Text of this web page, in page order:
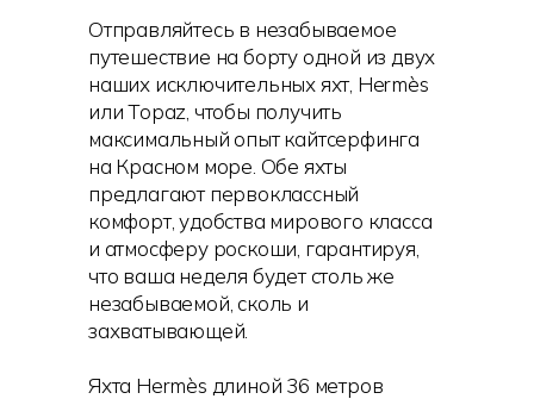
Отправляйтесь в незабываемое
путешествие на борту одной из двух
наших исключительных яхт, Hermès
или Topaz, чтобы получить
максимальный опыт кайтсерфинга
на Красном море. Обе яхты
предлагают первоклассный
комфорт, удобства мирового класса
и атмосферу роскоши, гарантируя,
что ваша неделя будет столь же
незабываемой, сколь и
захватывающей.
Яхта Hermès длиной 36 метров